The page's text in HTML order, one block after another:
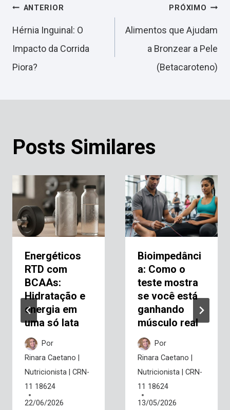
Navegação
de
Post
ANTERIOR
Hérnia Inguinal: O
Impacto da Corrida
Piora?
PRÓXIMO
Alimentos que Ajudam
a Bronzear a Pele
(Betacaroteno)
Posts Similares
Energéticos
RTD com
BCAAs:
Hidratação e
energia em
uma só lata
Por
Rinara Caetano |
Nutricionista | CRN-
11 18624
22/06/2026
Bioimpedânci
a: Como o
teste mostra
se você está
ganhando
músculo real
Por
Rinara Caetano |
Nutricionista | CRN-
11 18624
13/05/2026